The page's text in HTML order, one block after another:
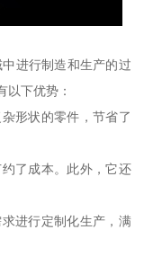
进行制造和生产的过
以下优势：
形状的零件，节省了
了成本。此外，它还
进行定制化生产，满